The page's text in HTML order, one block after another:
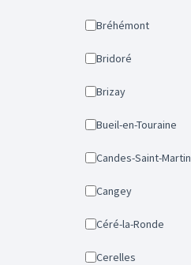
Bréhémont
Bridoré
Brizay
Bueil-en-Touraine
Candes-Saint-Martin
Cangey
Céré-la-Ronde
Cerelles